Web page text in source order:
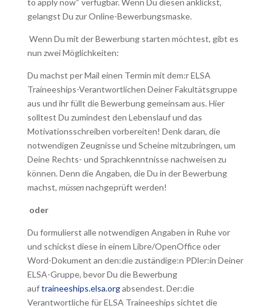
to apply now“ verfügbar. Wenn Du diesen anklickst,
gelangst Du zur Online-Bewerbungsmaske.
Wenn Du mit der Bewerbung starten möchtest, gibt es
nun zwei Möglichkeiten:
Du machst per Mail einen Termin mit dem:r ELSA
Traineeships-Verantwortlichen Deiner Fakultätsgruppe
aus und ihr füllt die Bewerbung gemeinsam aus. Hier
solltest Du zumindest den Lebenslauf und das
Motivationsschreiben vorbereiten! Denk daran, die
notwendigen Zeugnisse und Scheine mitzubringen, um
Deine Rechts- und Sprachkenntnisse nachweisen zu
können. Denn die Angaben, die Du in der Bewerbung
machst, müssennachgeprüft werden!
oder
Du formulierst alle notwendigen Angaben in Ruhe vor
und schickst diese in einem Libre/OpenOffice oder
Word-Dokument an den:die zuständige:n PDler:in Deiner
ELSA-Gruppe, bevor Du die Bewerbung
auftraineeships.elsa.orgabsendest. Der:die
Verantwortliche für ELSA Traineeships sichtet die